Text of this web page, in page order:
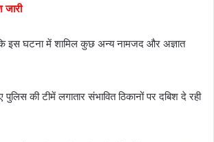
जारी
इस घटना में शामिल कुछ अन्य नामजद और अज्ञात
पुलिस की टीमें लगातार संभावित ठिकानों पर दबिश दे रही